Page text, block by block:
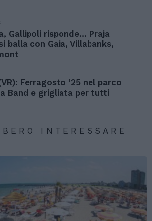
Gallipoli risponde… Praja
balla con Gaia, Villabanks,
Ferragosto ’25 nel parco
Band e grigliata per tutti
INTERESSARE